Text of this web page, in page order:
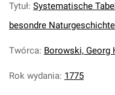
Tytuł: Systematische
besondre
Twórca: Borowski, Georg
Rok wydania: 1775